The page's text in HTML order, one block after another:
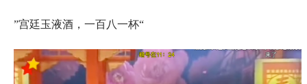
”宫廷玉液酒，一百八一杯“